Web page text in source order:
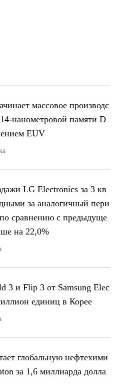
массовое производс
нанометровой памяти D
EUV
LG Electronics за 3 кв
за аналогичный пери
сравнению с предыдуще
на 22,0%
3 и Flip 3 от Samsung Elec
единиц в Корее
глобальную нефтехими
за 1,6 миллиарда долла